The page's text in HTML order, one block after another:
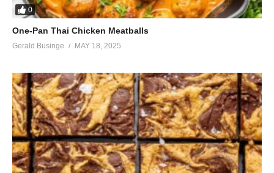
0
One-Pan Thai Chicken Meatballs
Gerald Businge MAY 18, 2025